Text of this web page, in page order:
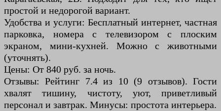
простой и недорогой вариант.
Удобства и услуги: Бесплатный интернет, частная
парковка, номера с телевизором с плоским
экраном, мини-кухней. Можно с животными
(уточнять).
Цены: От 840 руб. за ночь.
Отзывы: Рейтинг 7.4 из 10 (9 отзывов). Гости
хвалят тишину, чистоту, уют, приветливый
персонал и завтрак. Минусы: простота интерьера.